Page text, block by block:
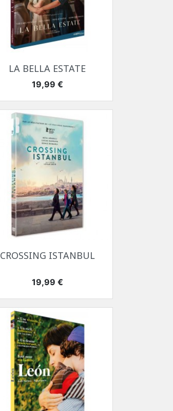
Aperçu rapide
LA BELLA ESTATE
Prix
19,99 €
Aperçu rapide
CROSSING ISTANBUL
Prix
19,99 €